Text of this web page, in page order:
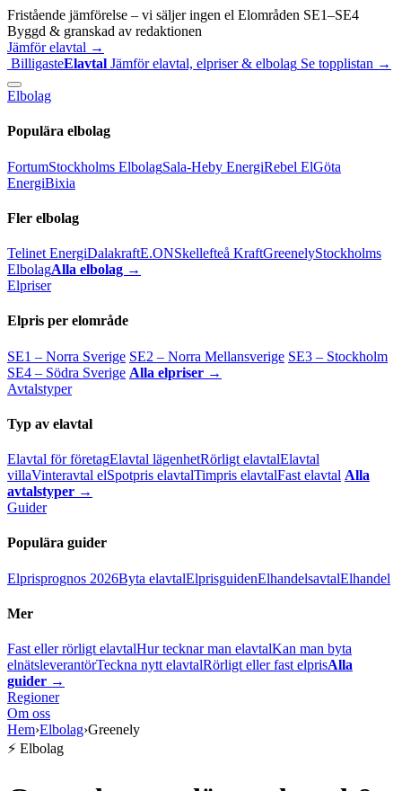
Fristående jämförelse – vi säljer ingen el Elområden SE1–SE4
Byggd & granskad av redaktionen
Jämför elavtal →
BilligasteElavtal Jämför elavtal, elpriser & elbolag Se topplistan →
Elbolag
Populära elbolag
FortumStockholms ElbolagSala-Heby EnergiRebel ElGöta
EnergiBixia
Fler elbolag
Telinet EnergiDalakraftE.ONSkellefteå KraftGreenelyStockholms
ElbolagAlla elbolag →
Elpriser
Elpris per elområde
SE1 – Norra Sverige SE2 – Norra Mellansverige SE3 – Stockholm
SE4 – Södra Sverige Alla elpriser →
Avtalstyper
Typ av elavtal
Elavtal för företagElavtal lägenhetRörligt elavtalElavtal
villaVinteravtal elSpotpris elavtalTimpris elavtalFast elavtal Alla
avtalstyper →
Guider
Populära guider
Elprisprognos 2026Byta elavtalElprisguidenElhandelsavtalElhandel
Mer
Fast eller rörligt elavtalHur tecknar man elavtalKan man byta
elnätsleverantörTeckna nytt elavtalRörligt eller fast elprisAlla
guider →
Regioner
Om oss
Hem›Elbolag›Greenely
⚡ Elbolag